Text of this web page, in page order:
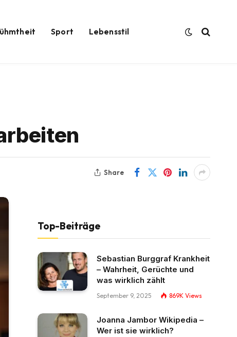
Sport Lebensstil
Share
Top-Beiträge
Sebastian Burggraf Krankheit
– Wahrheit, Gerüchte und
was wirklich zählt
September 9, 2025 869K Views
Joanna Jambor Wikipedia –
Wer ist sie wirklich?